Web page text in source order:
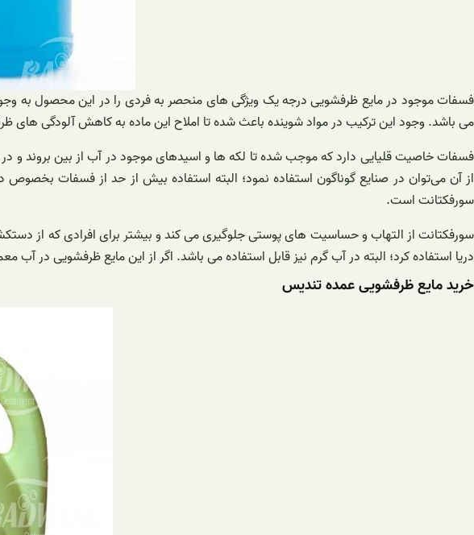
فسفات موجود در مایع ظرفشویی درجه یک ویژگی های منحصر به فردی را در این محصول به
می باشد. وجود این ترکیب در مواد شوینده باعث شده تا املاح این ماده به کاهش آلودگی
فسفات خاصیت قلیایی دارد که موجب شده تا لکه ها و اسیدهای موجود در آب از بین بروند و
از آن می‌توان در صنایع گوناگون استفاده نمود؛ البته استفاده بیش از حد از فسفات
سورفکتانت است.
سورفکتانت از التهاب و حساسیت های پوستی جلوگیری می کند و بیشتر برای افرادی که از
دریا استفاده کرد؛ البته در آب گرم نیز قابل استفاده می باشد. اگر از این مایع ظرفشویی در
خرید مایع ظرفشویی عمده تندیس